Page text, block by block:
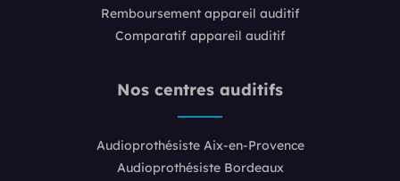
Remboursement appareil auditif
Comparatif appareil auditif
Nos centres auditifs
Audioprothésiste Aix-en-Provence
Audioprothésiste Bordeaux